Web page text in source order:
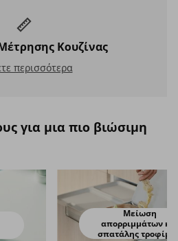
Κουζίνας
Μέτρησης Κουζίνας
περισσότερα
για μια πιο βιώσιμη
Μείωση
απορριμμάτων και
σπατάλης